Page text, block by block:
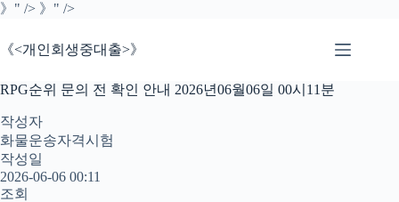
》" /> 》" />본
으
건
너
기
《<개인회생중대출>》
RPG순위 문의 전 확인 안내 2026년06월06일 00시11분
작성자
화물운송자격시험
작성일
2026-06-06 00:11
조회